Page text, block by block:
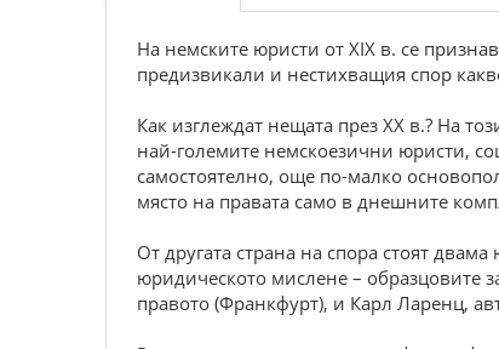
На немските юристи от XIX в. се
предизвикали и нестихващия спор
Как изглеждат нещата през ХХ в.? На
най-големите немскоезични юристи,
самостоятелно, още по-малко
място на правата само в днешните
От другата страна на спора стоят
юридическото мислене – образцовите
правото (Франкфурт), и Карл Ларенц,